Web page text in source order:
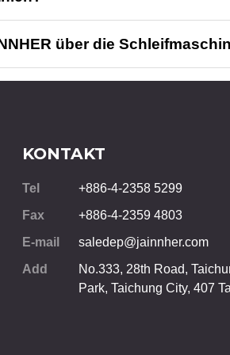
über die
KONTAKT
Tel
+886-4-2358 5299
Fax
+886-4-2359 4803
E-mail
saledep@jainnher.com
Add
No.333, 28th Road,
Park, Taichung City,407